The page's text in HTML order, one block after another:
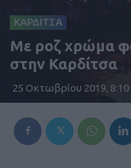
ΚΑΡΔΙΤΣΑ
Με ροζ χρώμα
στην Καρδίτσα
25 Οκτωβρίου 2019, 8:10